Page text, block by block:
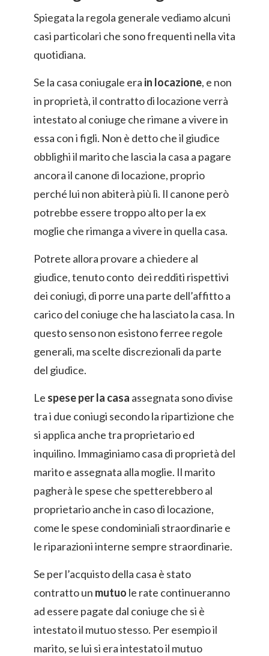
Spiegata la regola generale vediamo alcuni
casi particolari che sono frequenti nella vita
quotidiana.
Se la casa coniugale era in locazione, e non
in proprietà, il contratto di locazione verrà
intestato al coniuge che rimane a vivere in
essa con i figli. Non è detto che il giudice
obblighi il marito che lascia la casa a pagare
ancora il canone di locazione, proprio
perché lui non abiterà più lì. Il canone però
potrebbe essere troppo alto per la ex
moglie che rimanga a vivere in quella casa.
Potrete allora provare a chiedere al
giudice, tenuto conto dei redditi rispettivi
dei coniugi, di porre una parte dell’affitto a
carico del coniuge che ha lasciato la casa. In
questo senso non esistono ferree regole
generali, ma scelte discrezionali da parte
del giudice.
Le spese per la casa assegnata sono divise
tra i due coniugi secondo la ripartizione che
si applica anche tra proprietario ed
inquilino. Immaginiamo casa di proprietà del
marito e assegnata alla moglie. Il marito
pagherà le spese che spetterebbero al
proprietario anche in caso di locazione,
come le spese condominiali straordinarie e
le riparazioni interne sempre straordinarie.
Se per l’acquisto della casa è stato
contratto un mutuo le rate continueranno
ad essere pagate dal coniuge che si è
intestato il mutuo stesso. Per esempio il
marito, se lui si era intestato il mutuo